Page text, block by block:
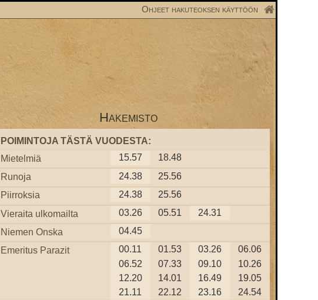
Ohjeet hakuteoksen käyttöön
Hakemisto
POIMINTOJA TÄSTÄ VUODESTA:
Mietelmiä
15.57
18.48
Runoja
24.38
25.56
Piirroksia
24.38
25.56
Vieraita ulkomailta
03.26 05.51
24.31
Niemen Onska
04.45
Emeritus Parazit
00.11 01.53 03.26
06.06
06.52
07.33 09.10
10.26
12.20
14.01 16.49
19.05
21.11
22.12 23.16
24.54